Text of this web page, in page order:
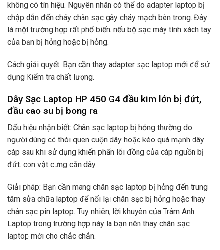
không có tín hiệu. Nguyên nhân có thể do adapter laptop bị
chập dẫn đến cháy chân sạc gây cháy mạch bên trong. Đây
là một trường hợp rất phổ biến. nếu bộ sạc máy tính xách tay
của bạn bị hỏng hoặc bị hỏng.
Cách giải quyết: Bạn cần thay adapter sạc laptop mới để sử
dụng Kiểm tra chất lượng.
Dây Sạc Laptop HP 450 G4 đầu kim lớn bị đứt,
đầu cao su bị bong ra
Dấu hiệu nhận biết: Chân sạc laptop bị hỏng thường do
người dùng có thói quen cuộn dây hoặc kéo quá mạnh dây
cáp sau khi sử dụng khiến phấn lõi đồng của cáp nguồn bị
đứt. con vật cưng cắn dây.
Giải pháp: Bạn cần mang chân sạc laptop bị hỏng đến trung
tâm sửa chữa laptop để nối lại chân sạc bị hỏng hoặc thay
chân sạc pin laptop. Tuy nhiên, lời khuyên của Trâm Anh
Laptop trong trường hợp này là bạn nên thay chân sạc
laptop mới cho chắc chắn.